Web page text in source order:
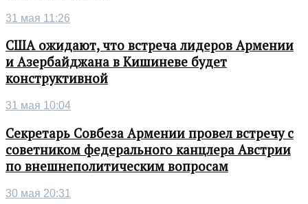
31 мая 11:26
США ожидают, что встреча лидеров Армении
и Азербайджана в Кишиневе будет
конструктивной
31 мая 10:04
Секретарь Совбеза Армении провел встречу с
советником федерального канцлера Австрии
по внешнеполитическим вопросам
30 мая 20:31